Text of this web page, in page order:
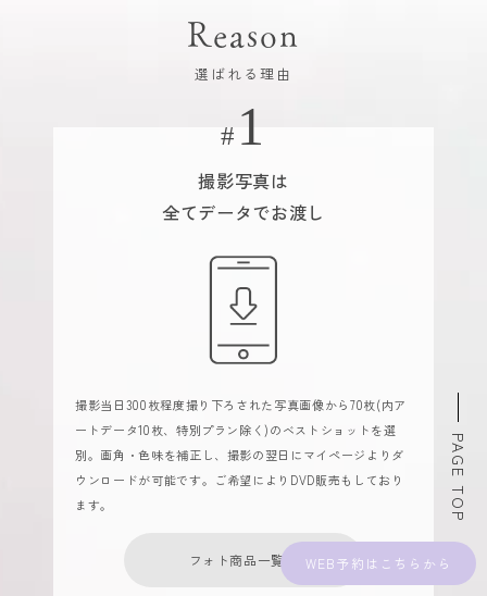
WEB予約
Reason
選ばれる理由
撮影写真は
全てデータでお渡し
撮影当日300枚程度撮り下ろされた写真画像から70枚(内ア
ートデータ10枚、特別プラン除く)のベストショットを選
別。画角・色味を補正し、撮影の翌日にマイページよりダ
ウンロードが可能です。ご希望によりDVD販売もしており
ます。
フォト商品一覧へ
PAGE TOP